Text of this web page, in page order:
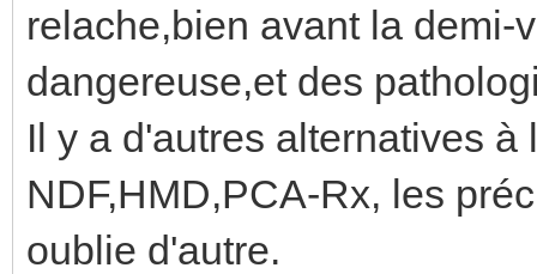
relache,bien avant la demi-
dangereuse,et des
Il y a d'autres alternatives
NDF,HMD,PCA-Rx, les
oublie d'autre.